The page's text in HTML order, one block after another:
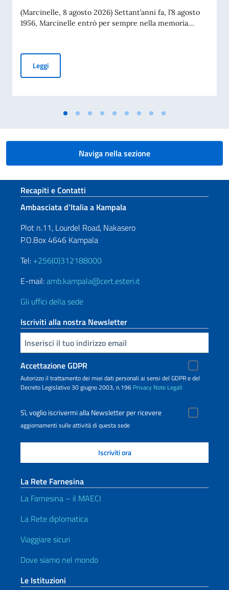
(Marcinelle, 8 agosto 2026) Settant’anni fa, l’8 agosto
1956, Marcinelle entrò per sempre nella memoria...
Leggi70° Anniversario del disastro di Marcinelle, e 25°
Naviga nella sezione
Sezione footer
Recapiti e Contatti
Ambasciata d’Italia a Kampala
Plot n.11, Lourdel Road, Nakasero
P.O.Box 4646 Kampala
Tel: +256(0)312188000
E-mail:amb.kampala@cert.esteri.it
Gli uffici della sede
Iscriviti alla nostra Newsletter
Inserisci la tua email
Accettazione GDPR
Autorizzo il trattamento dei miei dati personali ai sensi del GDPR e del
Decreto Legislativo 30 giugno 2003, n.196 Privacy Note Legali
Sì, voglio iscrivermi alla Newsletter per ricevere
aggiornamenti sulle attività di questa sede
La Rete Farnesina
La Farnesina – il MAECI
La Rete diplomatica
Viaggiare sicuri
Dove siamo nel mondo
Le Istituzioni